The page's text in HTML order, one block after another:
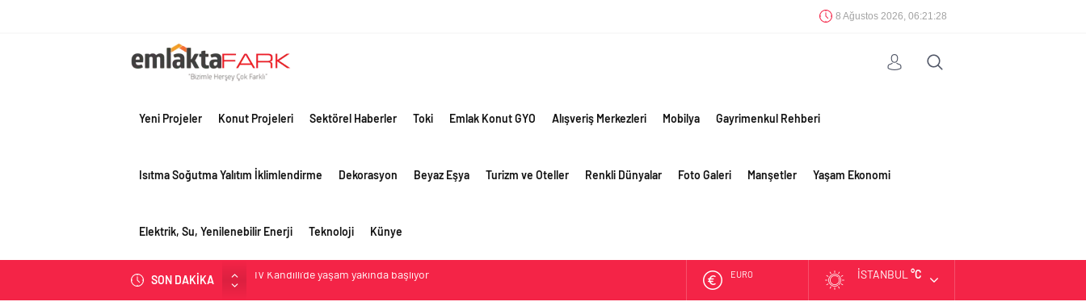
8 Ağustos 2026, 06:21:29
Yeni Projeler Konut Projeleri Sektörel Haberler Toki Emlak Konut GYO Alışveriş Merkezleri Mobilya Gayrimenkul Rehberi
Isıtma Soğutma Yalıtım İklimlendirme Dekorasyon Beyaz Eşya Turizm ve Oteller Renkli Dünyalar Foto Galeri Manşetler Yaşam Ekonomi
Elektrik, Su, Yenilenebilir Enerji Teknoloji Künye
SON DAKİKA
OYAK Çimento, jeopolitik risklere ve maliyet baskısına rağmen 2026’nın ikinci
EURO İSTANBUL °C